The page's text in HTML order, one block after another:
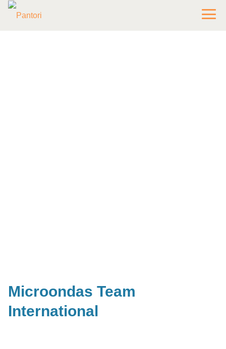
Microondas Team
International